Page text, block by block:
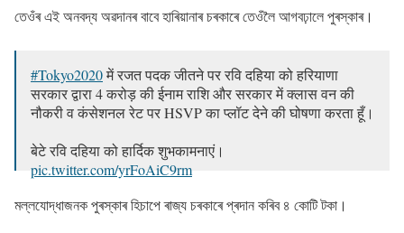
তেওঁৰ এই অনবদ্য অৱদানৰ বাবে হাৰিয়ানাৰ চৰকাৰে তেওঁলৈ আগবঢ়ালে পুৰস্কাৰ।
#Tokyo2020में रजत पदक जीतने पर रवि दहिया को हरियाणा
सरकार द्वारा 4 करोड़ की ईनाम राशि और सरकार में क्लास वन की
नौकरी व कंसेशनल रेट पर HSVP का प्लॉट देने की घोषणा करता हूँ।
बेटे रवि दहिया को हार्दिक शुभकामनाएं।
pic.twitter.com/yrFoAiC9rm
— Manohar Lal (@mlkhattar)August 5, 2021
মল্লযোদ্ধাজনক পুৰস্কাৰ হিচাপে ৰাজ্য চৰকাৰে প্ৰদান কৰিব ৪ কোটি টকা।